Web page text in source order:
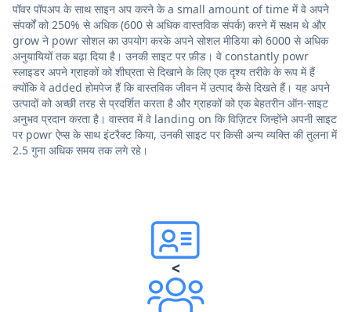
पॉवर पॉपअप के साथ साइन अप करने के a small amount of time में वे अपने
संपर्कों को 250% से अधिक (600 से अधिक वास्तविक संपर्क) करने में सक्षम थे और
grow ने powr सोशल का उपयोग करके अपने सोशल मीडिया को 6000 से अधिक
अनुयायियों तक बढ़ा दिया है। उनकी साइट पर फ़ीड। वे constantly powr
स्लाइडर अपने ग्राहकों को शीघ्रता से दिखाने के लिए एक दृश्य तरीके के रूप में हैं
क्योंकि वे added होमपेज हैं कि वास्तविक जीवन में उत्पाद कैसे दिखते हैं। यह अपने
उत्पादों को अच्छी तरह से प्रदर्शित करता है और ग्राहकों को एक बेहतरीन ऑन-साइट
अनुभव प्रदान करता है। वास्तव में वे landing on कि विज़िटर जिन्होंने अपनी साइट
पर powr ऐप्स के साथ इंटरैक्ट किया, उनकी साइट पर किसी अन्य व्यक्ति की तुलना में
2.5 गुना अधिक समय तक लगे रहे।
<